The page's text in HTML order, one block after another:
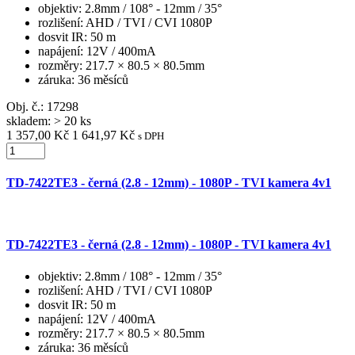
objektiv: 2.8mm / 108° - 12mm / 35°
rozlišení: AHD / TVI / CVI 1080P
dosvit IR: 50 m
napájení: 12V / 400mA
rozměry: 217.7 × 80.5 × 80.5mm
záruka: 36 měsíců
Obj. č.: 17298
skladem: > 20 ks
1 357,00 Kč 1 641,97 Kč s DPH
TD-7422TE3 - černá (2.8 - 12mm) - 1080P - TVI kamera 4v1
TD-7422TE3 - černá (2.8 - 12mm) - 1080P - TVI kamera 4v1
objektiv: 2.8mm / 108° - 12mm / 35°
rozlišení: AHD / TVI / CVI 1080P
dosvit IR: 50 m
napájení: 12V / 400mA
rozměry: 217.7 × 80.5 × 80.5mm
záruka: 36 měsíců